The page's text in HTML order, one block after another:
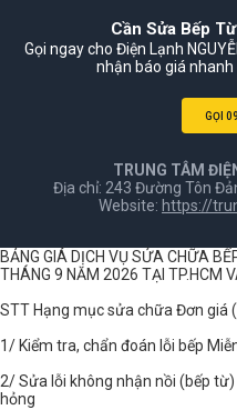
Cần Sửa Bếp
Gọi ngay cho Điện Lạnh
nhận báo giá
GỌI
TRUNG TÂM
Địa chỉ: 243 Đường Tôn
Website: https://
BẢNG GIÁ DỊCH VỤ SỬA CHỮA
THÁNG 9 NĂM 2026 TẠI TP.HCM
STT Hạng mục sửa chữa Đơn giá
1/ Kiểm tra, chẩn đoán lỗi bếp
2/ Sửa lỗi không nhận nồi (bếp
hỏng